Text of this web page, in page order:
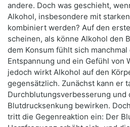
andere. Doch was geschieht,
Alkohol, insbesondere mit
kombiniert werden? Auf den
scheinen, als könne Alkohol den
dem Konsum fühlt sich
Entspannung und ein Gefühl von
jedoch wirkt Alkohol auf den
gegensätzlich. Zunächst kann er
Durchblutungsverbesserung und
Blutdrucksenkung bewirken.
tritt die Gegenreaktion ein: Der